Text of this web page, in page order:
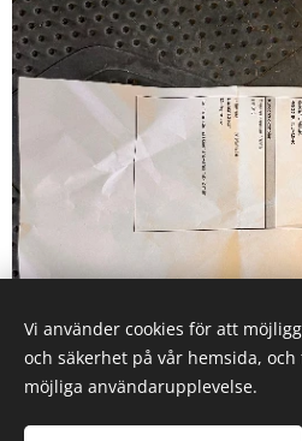
Vi använder cookies för att
och säkerhet på vår hemsida,
möjliga användarupplevelse.